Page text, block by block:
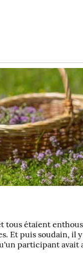
étaient
Et puis soudain, il
participant avait